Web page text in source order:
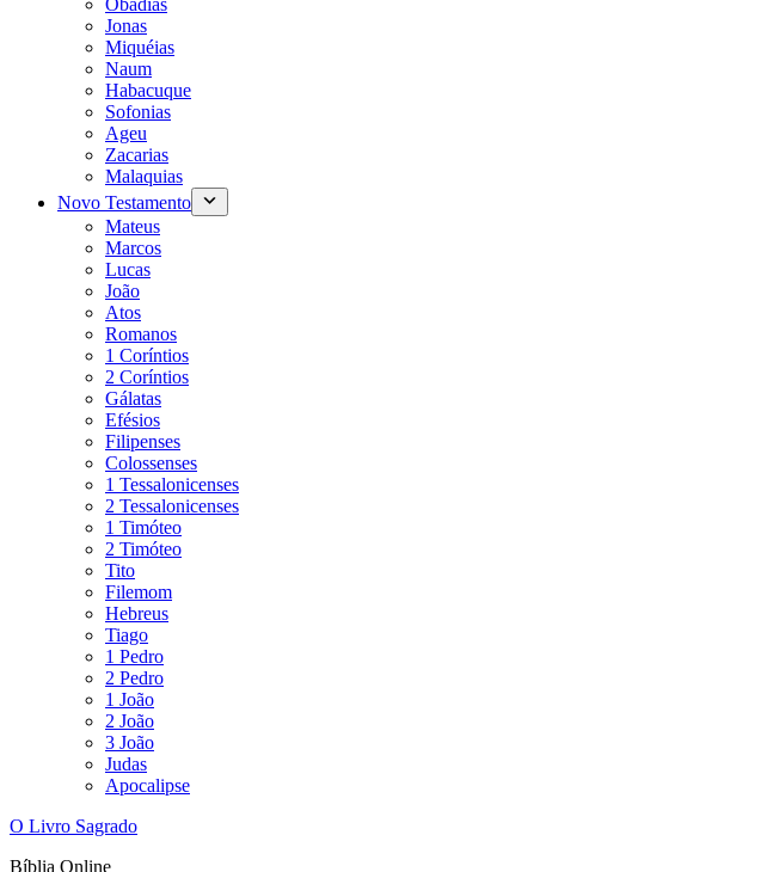
Obadias
Jonas
Miquéias
Naum
Habacuque
Sofonias
Ageu
Zacarias
Malaquias
Novo Testamento
Mateus
Marcos
Lucas
João
Atos
Romanos
1 Coríntios
2 Coríntios
Gálatas
Efésios
Filipenses
Colossenses
1 Tessalonicenses
2 Tessalonicenses
1 Timóteo
2 Timóteo
Tito
Filemom
Hebreus
Tiago
1 Pedro
2 Pedro
1 João
2 João
3 João
Judas
Apocalipse
O Livro Sagrado
Bíblia Online